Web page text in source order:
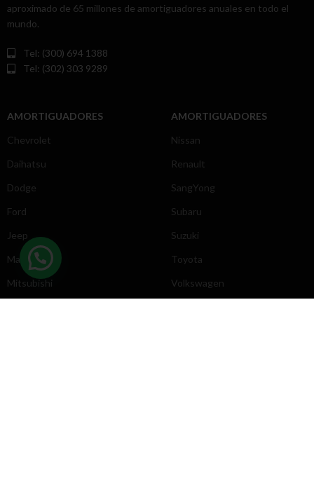
aproximado de 65 millones de amortiguadores anuales en todo el
mundo.
Tel: (300) 694 1388
Tel: (302) 303 9289
AMORTIGUADORES
Chevrolet
Daihatsu
Dodge
Ford
Jeep
Mazda
Mitsubishi
AMORTIGUADORES
Nissan
Renault
SangYong
Subaru
Suzuki
Toyota
Volkswagen